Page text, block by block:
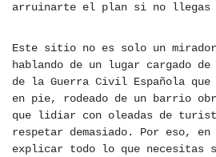
arruinarte el plan si no llegas
Este sitio no es solo un mirador
hablando de un lugar cargado
de la Guerra Civil Española que
en pie, rodeado de un barrio
que lidiar con oleadas de
respetar demasiado. Por eso,
explicar todo lo que necesitas